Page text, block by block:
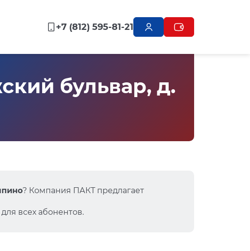
+7 (812) 595-81-21
бульвар, д.
? Компания ПАКТ предлагает
всех абонентов.